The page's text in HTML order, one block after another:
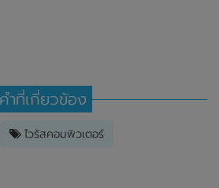
คำที่เกี่ยวข้อง
ไวรัสคอมพิวเตอร์